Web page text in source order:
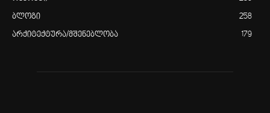
ბლოგი 258
არქიტექტურა/მშენებლობა 179